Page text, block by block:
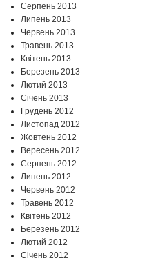
Серпень 2013
Липень 2013
Червень 2013
Травень 2013
Квітень 2013
Березень 2013
Лютий 2013
Січень 2013
Грудень 2012
Листопад 2012
Жовтень 2012
Вересень 2012
Серпень 2012
Липень 2012
Червень 2012
Травень 2012
Квітень 2012
Березень 2012
Лютий 2012
Січень 2012